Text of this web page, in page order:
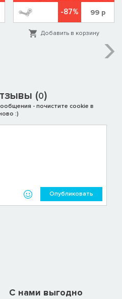
-87% 99р
Добавить в корзину
(0)
- почистите cookie в
:)
Опубликовать
C нами выгодно